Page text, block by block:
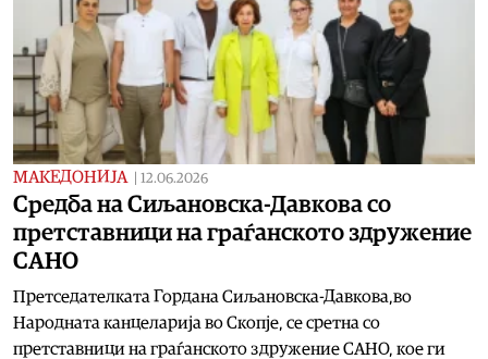
МАКЕДОНИЈА 12.06.2026
Средба на Сиљановска-Давкова со
претставници на граѓанското здружение
САНО
Претседателката Гордана Сиљановска-Давкова,во
Народната канцеларија во Скопје, се сретна со
претставници на граѓанското здружение САНО, кое ги